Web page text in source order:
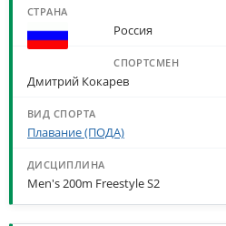
Россия
Дмитрий Кокарев
Плавание (ПОДА)
Men's 200m Freestyle S2